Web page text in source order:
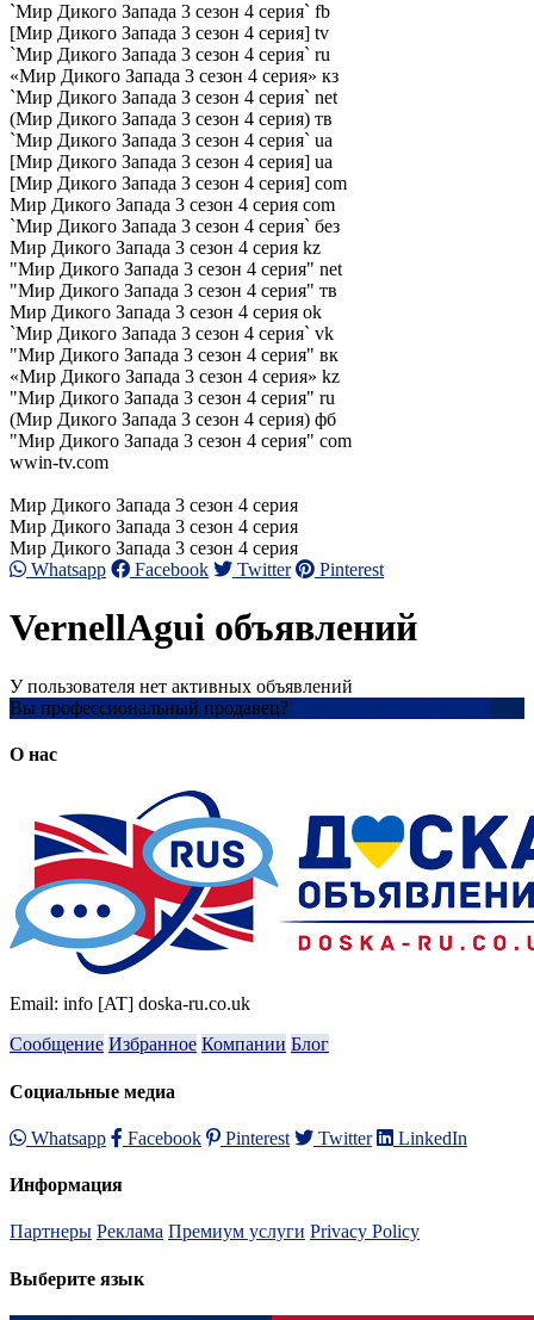
`Мир Дикого Запада 3 сезон 4 серия` fb
[Мир Дикого Запада 3 сезон 4 серия] tv
`Мир Дикого Запада 3 сезон 4 серия` ru
«Мир Дикого Запада 3 сезон 4 серия» кз
`Мир Дикого Запада 3 сезон 4 серия` net
(Мир Дикого Запада 3 сезон 4 серия) тв
`Мир Дикого Запада 3 сезон 4 серия` ua
[Мир Дикого Запада 3 сезон 4 серия] ua
[Мир Дикого Запада 3 сезон 4 серия] com
Мир Дикого Запада 3 сезон 4 серия com
`Мир Дикого Запада 3 сезон 4 серия` без
Мир Дикого Запада 3 сезон 4 серия kz
"Мир Дикого Запада 3 сезон 4 серия" net
"Мир Дикого Запада 3 сезон 4 серия" тв
Мир Дикого Запада 3 сезон 4 серия ok
`Мир Дикого Запада 3 сезон 4 серия` vk
"Мир Дикого Запада 3 сезон 4 серия" вк
«Мир Дикого Запада 3 сезон 4 серия» kz
"Мир Дикого Запада 3 сезон 4 серия" ru
(Мир Дикого Запада 3 сезон 4 серия) фб
"Мир Дикого Запада 3 сезон 4 серия" com
wwin-tv.com
Мир Дикого Запада 3 сезон 4 серия
Мир Дикого Запада 3 сезон 4 серия
Мир Дикого Запада 3 сезон 4 серия
Whatsapp
Facebook Twitter Pinterest
VernellAgui объявлений
У пользователя нет активных объявлений
Вы профессиональный продавец?
О нас
Email: info [AT] doska-ru.co.uk
Сообщение Избранное Компании Блог
Социальные медиа
Whatsapp Facebook Pinterest Twitter LinkedIn
Информация
Партнеры Реклама Премиум услуги Privacy Policy
Выберите язык